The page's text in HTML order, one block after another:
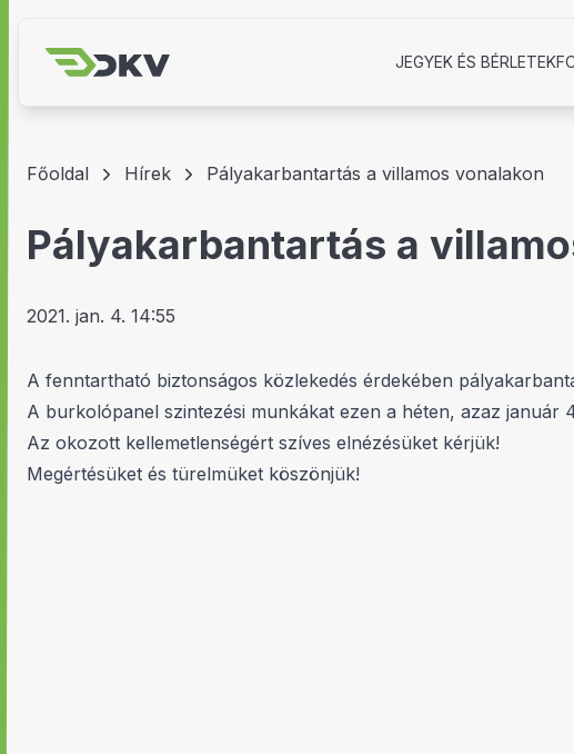
JEGYEK ÉS BÉRLETEK
Főoldal Hírek Pályakarbantartás a villamos vonalakon
Pályakarbantartás a
2021. jan. 4. 14:55
A fenntartható biztonságos közlekedés érdekében
A burkolópanel szintezési munkákat ezen a héten, azaz január
Az okozott kellemetlenségért szíves elnézésüket kérjük!
Megértésüket és türelmüket köszönjük!